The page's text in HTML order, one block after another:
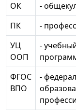
ОК
-
ПК
-
УЦ
ООП
-
ФГОС
ВПО
-